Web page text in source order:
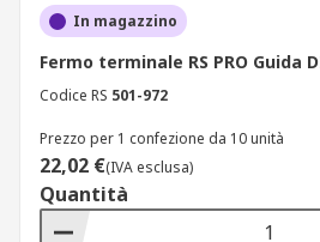
In magazzino
Fermo terminale RS PRO Guida
Codice RS 501-972
Prezzo per 1 confezione da 10 unità
22,02 €(IVA esclusa)
Quantità